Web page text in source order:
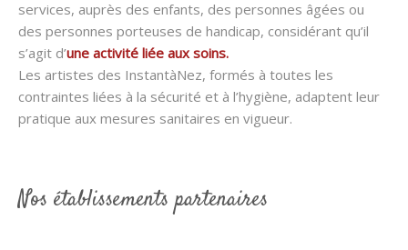
services, auprès des enfants, des personnes âgées ou
des personnes porteuses de handicap, considérant qu’il
s’agit d’une activité liée aux soins.
Les artistes des InstantàNez, formés à toutes les
contraintes liées à la sécurité et à l’hygiène, adaptent leur
pratique aux mesures sanitaires en vigueur.
Nos établissements partenaires